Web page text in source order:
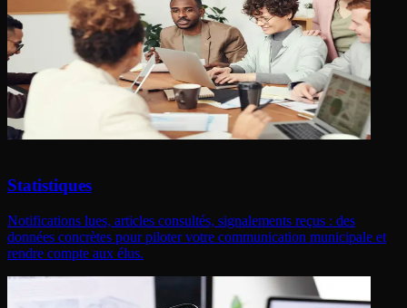
Statistiques
Notifications lues, articles consultés, signalements reçus : des
données concrètes pour piloter votre communication municipale et
rendre compte aux élus.